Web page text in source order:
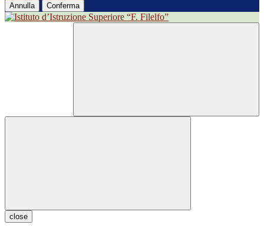
Annulla Conferma
close